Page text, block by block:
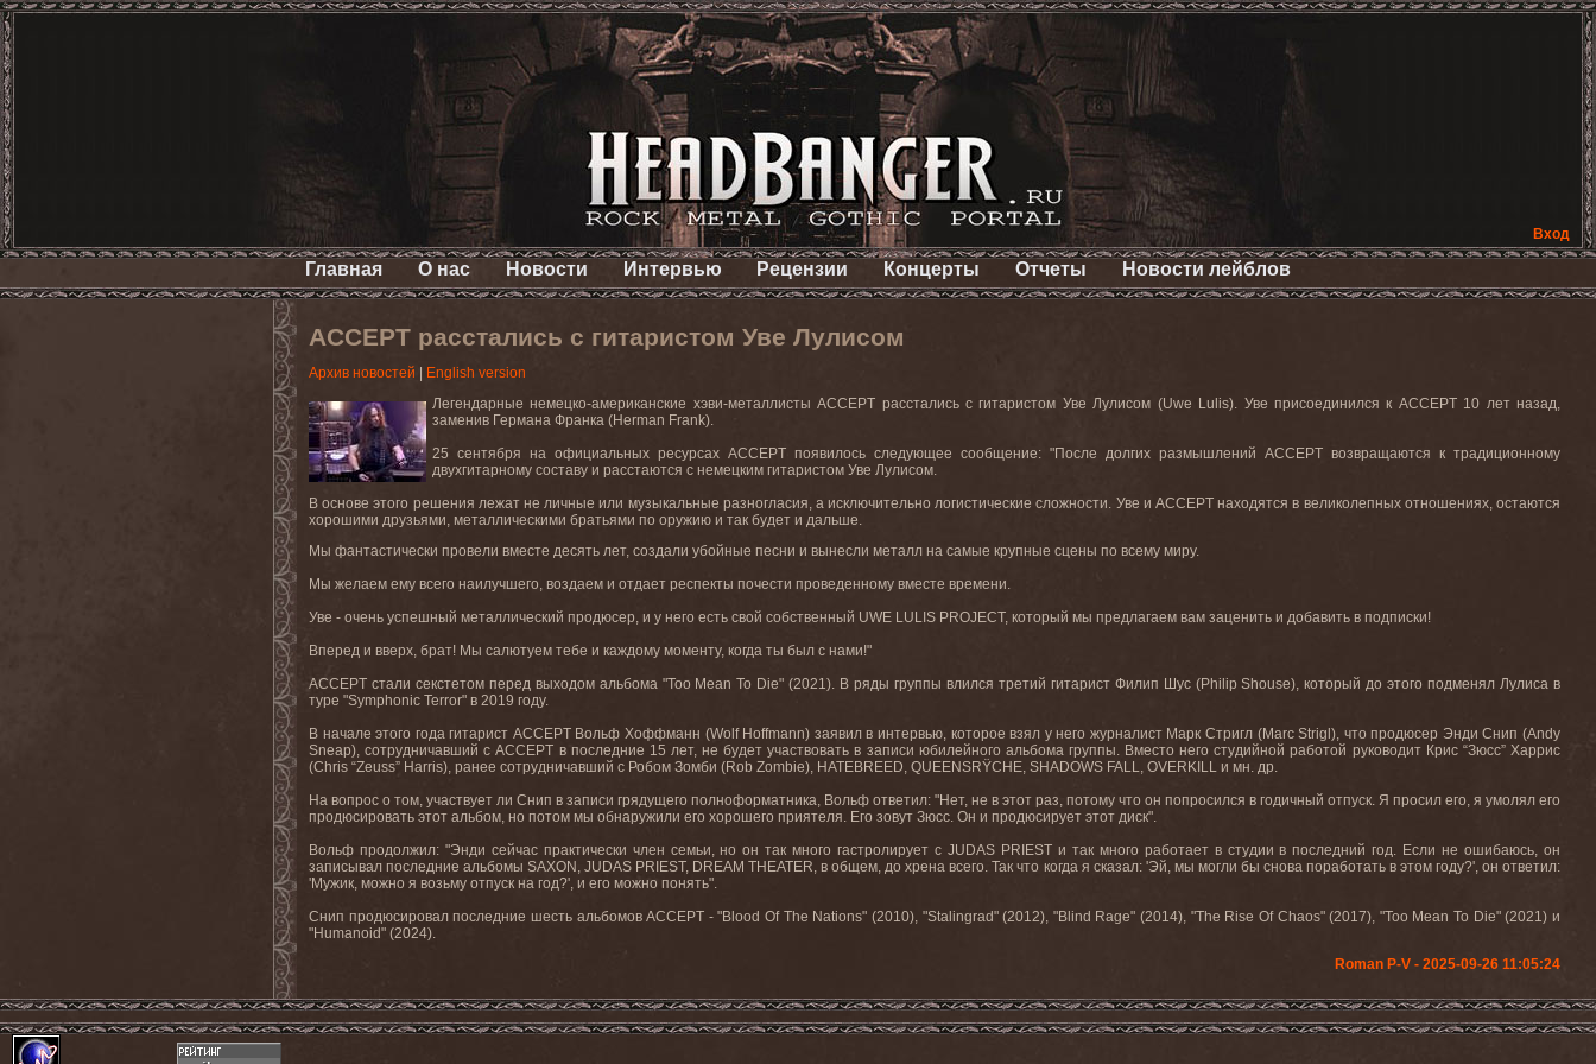
Вход
Главная О нас Новости Интервью Рецензии Концерты Отчеты Новости лейблов
ACCEPT расстались с гитаристом Уве Лулисом
Архив новостей
English version
Легендарные немецко-американские хэви-металлисты ACCEPT расстались с гитаристом Уве Лулисом (Uwe Lulis). Уве присоединился к ACCEPT 10 лет назад,
заменив Германа Франка (Herman Frank).
25 сентября на официальных ресурсах ACCEPT появилось следующее сообщение: "После долгих размышлений ACCEPT возвращаются к традиционному
двухгитарному составу и расстаются с немецким гитаристом Уве Лулисом.
В основе этого решения лежат не личные или музыкальные разногласия, а исключительно логистические сложности. Уве и ACCEPT находятся в великолепных отношениях, остаются
хорошими друзьями, металлическими братьями по оружию и так будет и дальше.
Мы фантастически провели вместе десять лет, создали убойные песни и вынесли металл на самые крупные сцены по всему миру.
Мы желаем ему всего наилучшего, воздаем и отдает респекты почести проведенному вместе времени.
Уве - очень успешный металлический продюсер, и у него есть свой собственный UWE LULIS PROJECT, который мы предлагаем вам заценить и добавить в подписки!
Вперед и вверх, брат! Мы салютуем тебе и каждому моменту, когда ты был с нами!"
ACCEPT стали секстетом перед выходом альбома "Too Mean To Die" (2021). В ряды группы влился третий гитарист Филип Шус (Philip Shouse), который до этого подменял Лулиса в
туре "Symphonic Terror" в 2019 году.
В начале этого года гитарист ACCEPT Вольф Хоффманн (Wolf Hoffmann) заявил в интервью, которое взял у него журналист Марк Стригл (Marc Strigl), что продюсер Энди Снип (Andy
Sneap), сотрудничавший с ACCEPT в последние 15 лет, не будет участвовать в записи юбилейного альбома группы. Вместо него студийной работой руководит Крис “Зюсс” Харрис
(Chris “Zeuss” Harris), ранее сотрудничавший с Робом Зомби (Rob Zombie), HATEBREED, QUEENSRŸCHE, SHADOWS FALL, OVERKILL и мн. др.
На вопрос о том, участвует ли Снип в записи грядущего полноформатника, Вольф ответил: "Нет, не в этот раз, потому что он попросился в годичный отпуск. Я просил его, я умолял его
продюсировать этот альбом, но потом мы обнаружили его хорошего приятеля. Его зовут Зюсс. Он и продюсирует этот диск".
Вольф продолжил: "Энди сейчас практически член семьи, но он так много гастролирует с JUDAS PRIEST и так много работает в студии в последний год. Если не ошибаюсь, он
записывал последние альбомы SAXON, JUDAS PRIEST, DREAM THEATER, в общем, до хрена всего. Так что когда я сказал: 'Эй, мы могли бы снова поработать в этом году?', он ответил:
'Мужик, можно я возьму отпуск на год?', и его можно понять".
Снип продюсировал последние шесть альбомов ACCEPT - "Blood Of The Nations" (2010), "Stalingrad" (2012), "Blind Rage" (2014), "The Rise Of Chaos" (2017), "Too Mean To Die" (2021) и
"Humanoid" (2024).
Roman P-V - 2025-09-26 11:05:24